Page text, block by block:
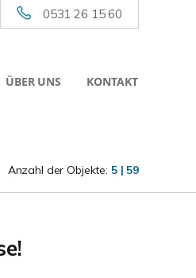
0531 26 15 60
ÜBER UNS KONTAKT
Anzahl der Objekte: 5 | 59